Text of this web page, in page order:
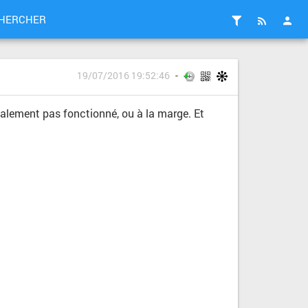
19/07/2016 19:52:46
pas fonctionné, ou à la marge. Et